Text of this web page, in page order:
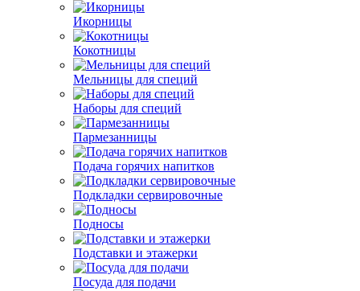
Икорницы
Кокотницы
Мельницы для специй
Наборы для специй
Пармезанницы
Подача горячих напитков
Подкладки сервировочные
Подносы
Подставки и этажерки
Посуда для подачи